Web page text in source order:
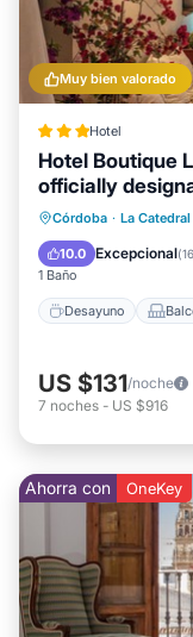
el Cama y
visitar y cosas
continuación para
Muy bien valorado
Hotel
Hotel Boutique
officially
Córdoba
Córdoba · La Catedral
10.0 Excepcional(
1 Baño
Desayuno
Desayuno
Aire
US $131/noche
7 noches - US $916
Ahorra con OneKey